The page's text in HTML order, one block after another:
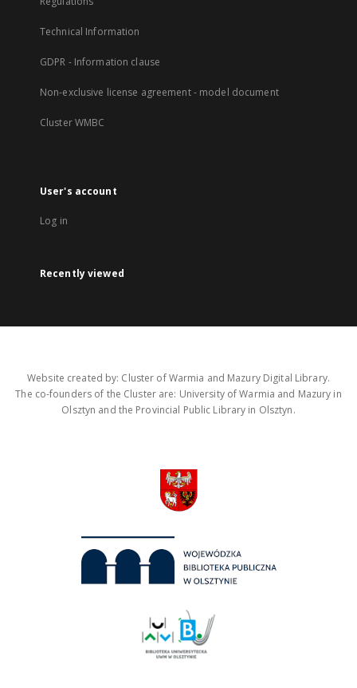
Technical Information
GDPR - Information clause
Non-exclusive license agreement - model document
Cluster WMBC
User's account
Log in
Recently viewed
Website created by: Cluster of Warmia and Mazury Digital Library.
The co-founders of the Cluster are: University of Warmia and Mazury in
Olsztyn and the Provincial Public Library in Olsztyn.